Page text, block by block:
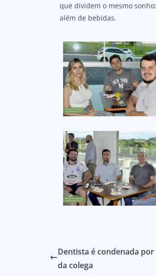
que dividem o mesmo
além de bebidas.
Dentista é condenada
da colega